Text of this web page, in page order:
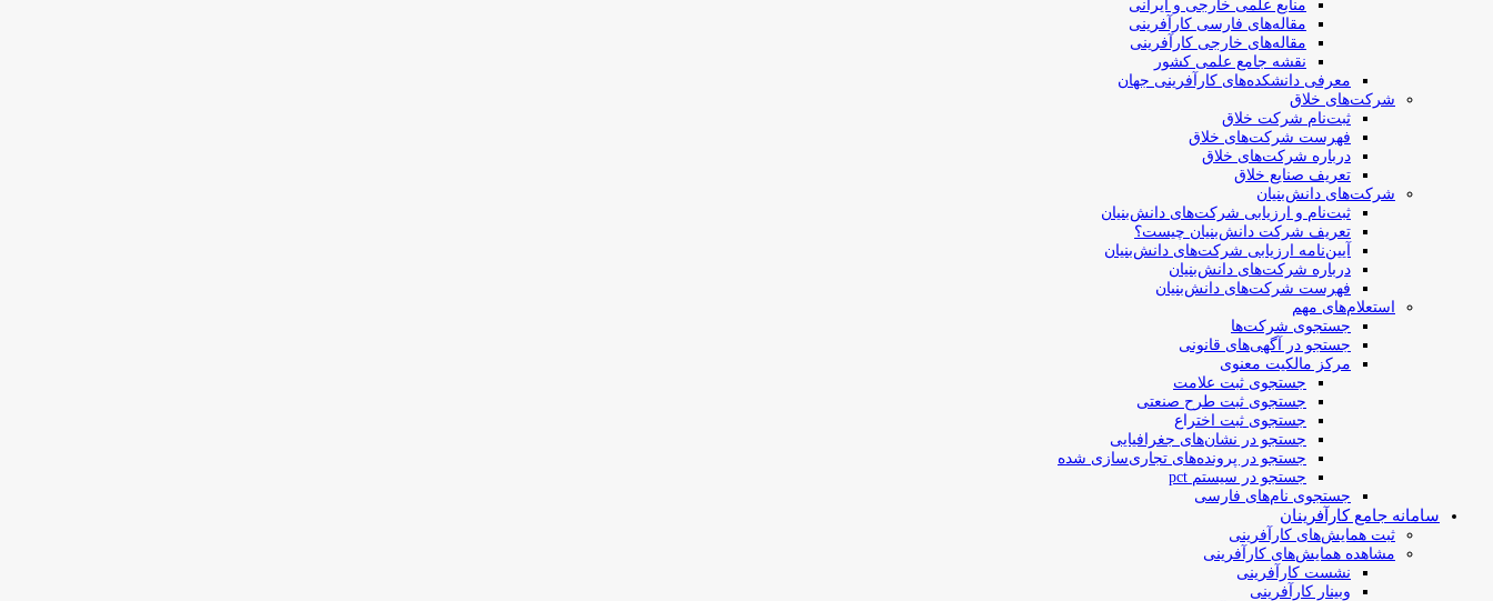
منابع علمی خارجی و ایرانی
مقاله‌های فارسی کارآفرینی
مقاله‌های خارجی کارآفرینی
نقشه جامع علمی کشور
معرفی دانشکده‌های کارآفرینی جهان
شرکت‌های خلاق
ثبت‌نام شرکت خلاق
فهرست شرکت‌های خلاق
درباره شرکت‌های خلاق
تعریف صنایع خلاق
شرکت‌های دانش‌بنیان
ثبت‌نام و ارزیابی شرکت‌های دانش‌بنیان
تعریف شرکت دانش‌بنیان چیست؟
آیین‌نامه ارزیابی شرکت‌های دانش‌بنیان
درباره شرکت‌های دانش‌بنیان
فهرست شرکت‌های دانش‌بنیان
استعلام‌های مهم
جستجوی شرکت‌ها
جستجو در آگهی‌های قانونی
مرکز مالکیت معنوی
جستجوی ثبت علامت
جستجوی ثبت طرح صنعتی
جستجوی ثبت اختراع
جستجو در نشان‌های جغرافیایی
جستجو در پرونده‌های تجاری‌سازی شده
جستجو در سیستم pct
جستجوی نام‌های فارسی
سامانه جامع کارآفرینان
ثبت همایش‌های کارآفرینی
مشاهده همایش‌های کارآفرینی
نشست کارآفرینی
وبینار کارآفرینی